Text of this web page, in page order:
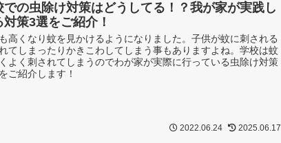
での虫除け対策はどうしてる！？我が家が実践し
対策3選をご紹介！
高くなり蚊を見かけるようになりました。子供が蚊に刺される
てしまったりかきこわしてしまう事もありますよね。学校は蚊
よく刺されてしまうのでわが家が実際に行っている虫除け対策
ご紹介します！
2022.06.24 2025.06.17